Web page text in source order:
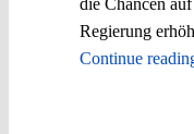
Regierung
Continue